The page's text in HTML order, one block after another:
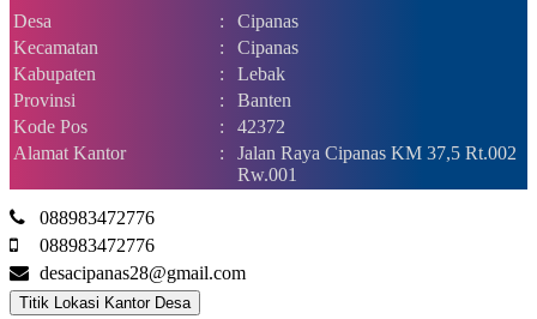
Desa :
Cipanas
Kecamatan
:
Cipanas
Kabupaten
:
Lebak
Provinsi
:
Banten
Kode Pos
:
42372
Alamat Kantor
:
Jalan Raya Cipanas KM 37,5 Rt.002
Rw.001
088983472776
088983472776
desacipanas28@gmail.com
Titik Lokasi Kantor Desa